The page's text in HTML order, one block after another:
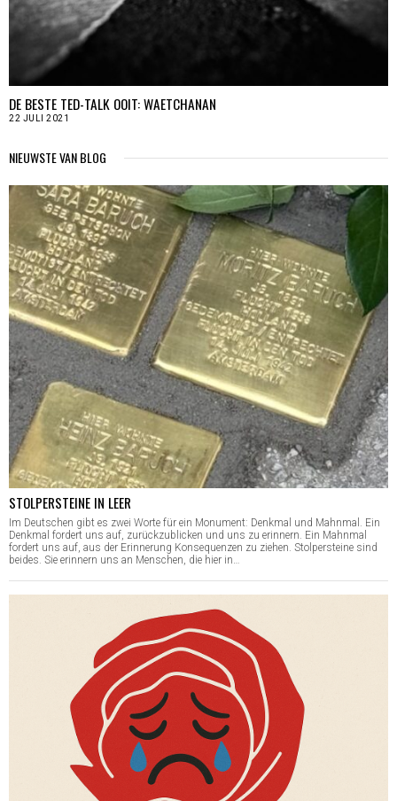
DE BESTE TED-TALK OOIT: WAETCHANAN
22 JULI 2021
NIEUWSTE VAN BLOG
STOLPERSTEINE IN LEER
Im Deutschen gibt es zwei Worte für ein Monument: Denkmal und Mahnmal. Ein
Denkmal fordert uns auf, zurückzublicken und uns zu erinnern. Ein Mahnmal
fordert uns auf, aus der Erinnerung Konsequenzen zu ziehen. Stolpersteine sind
beides. Sie erinnern uns an Menschen, die hier in…